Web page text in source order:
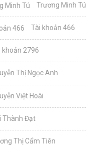
Trương Minh Tú
Tài khoản 466
khoản 2796
Thị Ngọc Anh
Việt Hoài
Thành Đạt
Thị Cẩm Tiên